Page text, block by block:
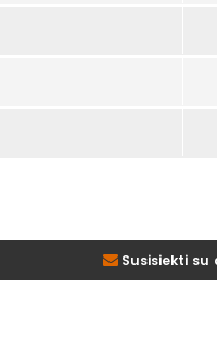
Susisiekti